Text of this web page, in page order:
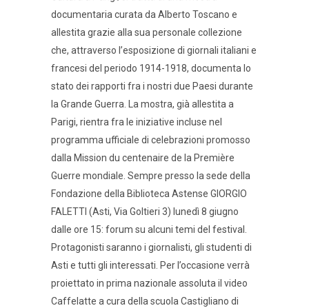
documentaria curata da Alberto Toscano e
allestita grazie alla sua personale collezione
che, attraverso l’esposizione di giornali italiani e
francesi del periodo 1914-1918, documenta lo
stato dei rapporti fra i nostri due Paesi durante
la Grande Guerra. La mostra, già allestita a
Parigi, rientra fra le iniziative incluse nel
programma ufficiale di celebrazioni promosso
dalla Mission du centenaire de la Première
Guerre mondiale. Sempre presso la sede della
Fondazione della Biblioteca Astense GIORGIO
FALETTI (Asti, Via Goltieri 3) lunedì 8 giugno
dalle ore 15: forum su alcuni temi del festival.
Protagonisti saranno i giornalisti, gli studenti di
Asti e tutti gli interessati. Per l’occasione verrà
proiettato in prima nazionale assoluta il video
Caffelatte a cura della scuola Castigliano di